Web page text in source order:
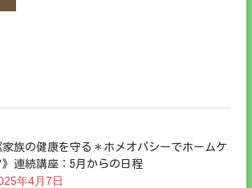
家族の健康を守る＊ホメオパシーでホームケ
》連続講座：5月からの日程
年4月7日